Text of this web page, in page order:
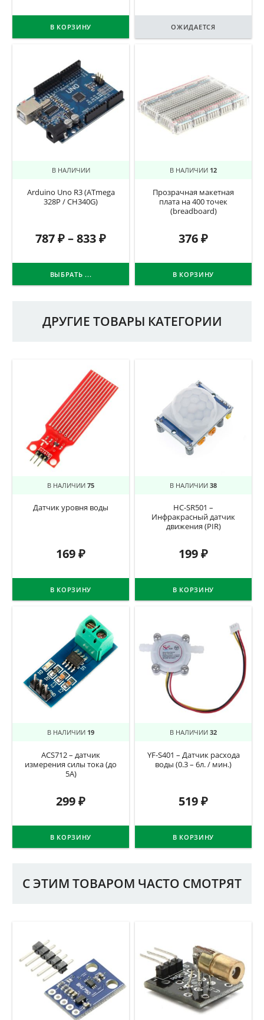
В КОРЗИНУ ОЖИДАЕТСЯ
В НАЛИЧИИ
Arduino Uno R3 (ATmega
328P / CH340G)
787₽–833₽
ВЫБРАТЬ ...
В НАЛИЧИИ 12
Прозрачная макетная
плата на 400 точек
(breadboard)
376₽
В КОРЗИНУ
ДРУГИЕ ТОВАРЫ КАТЕГОРИИ
В НАЛИЧИИ 75
Датчик уровня воды
169₽
В КОРЗИНУ
В НАЛИЧИИ 38
HC-SR501 –
Инфракрасный датчик
движения (PIR)
199₽
В КОРЗИНУ
В НАЛИЧИИ 19
ACS712 – датчик
измерения силы тока (до
5А)
299₽
В КОРЗИНУ
В НАЛИЧИИ 32
YF-S401 – Датчик расхода
воды (0.3 – 6л. / мин.)
519₽
В КОРЗИНУ
С ЭТИМ ТОВАРОМ ЧАСТО СМОТРЯТ